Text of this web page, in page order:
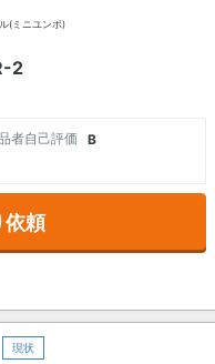
(ミニユンボ)
2
者自己評価
B
依頼
現状